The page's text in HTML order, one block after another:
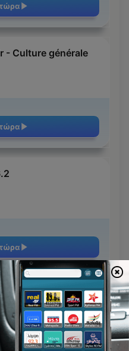
- Culture générale
εβδομάδα
επεισόδια